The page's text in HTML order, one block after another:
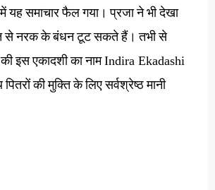
में यह समाचार फैल गया। प्रजा ने भी देखा
से नरक के बंधन टूट सकते हैं। तभी से
की इस एकादशी का नाम Indira Ekadashi
पितरों की मुक्ति के लिए सर्वश्रेष्ठ मानी